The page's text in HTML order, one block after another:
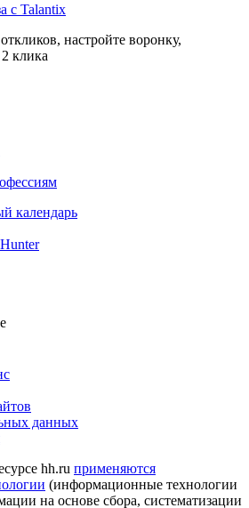
с Talantix
настройте воронку,
клика
календарь
данных
hh.ru применяются
(информационные технологии
на основе сбора, систематизации